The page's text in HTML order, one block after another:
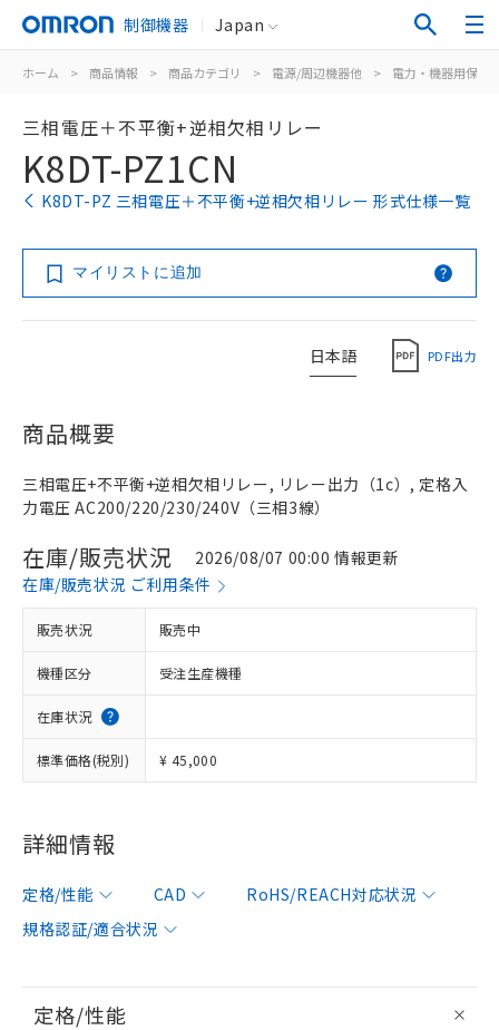
制御機器 Japan
ホーム > 商品情報 > 商品カテゴリ > 電源/周辺機器他 > 電力・機器用保護
三相電圧＋不平衡+逆相欠相リレー
K8DT-PZ1CN
K8DT-PZ 三相電圧＋不平衡+逆相欠相リレー 形式仕様一覧
マイリストに追加
日本語 PDF出力
商品概要
三相電圧+不平衡+逆相欠相リレー, リレー出力（1c）, 定格入
力電圧 AC200/220/230/240V（三相3線）
在庫/販売状況
2026/08/07 00:00 情報更新
在庫/販売状況 ご利用条件
販売状況 販売中
機種区分 受注生産機種
在庫状況
標準価格(税別) ¥ 45,000
詳細情報
定格/性能 CAD
RoHS/REACH対応状況
規格認証/適合状況
定格/性能